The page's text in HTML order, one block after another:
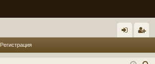
д ис
Регистрация